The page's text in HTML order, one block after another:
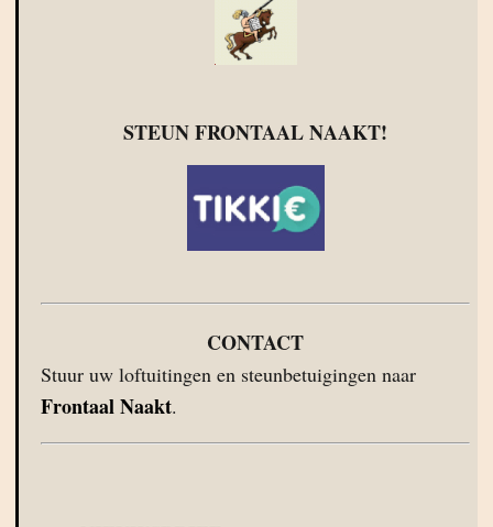
STEUN FRONTAAL NAAKT!
CONTACT
Stuur uw loftuitingen en steunbetuigingen naar
Frontaal Naakt.